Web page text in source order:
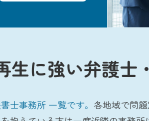
生に強い弁護士
士事務所 一覧です。 各地域で問